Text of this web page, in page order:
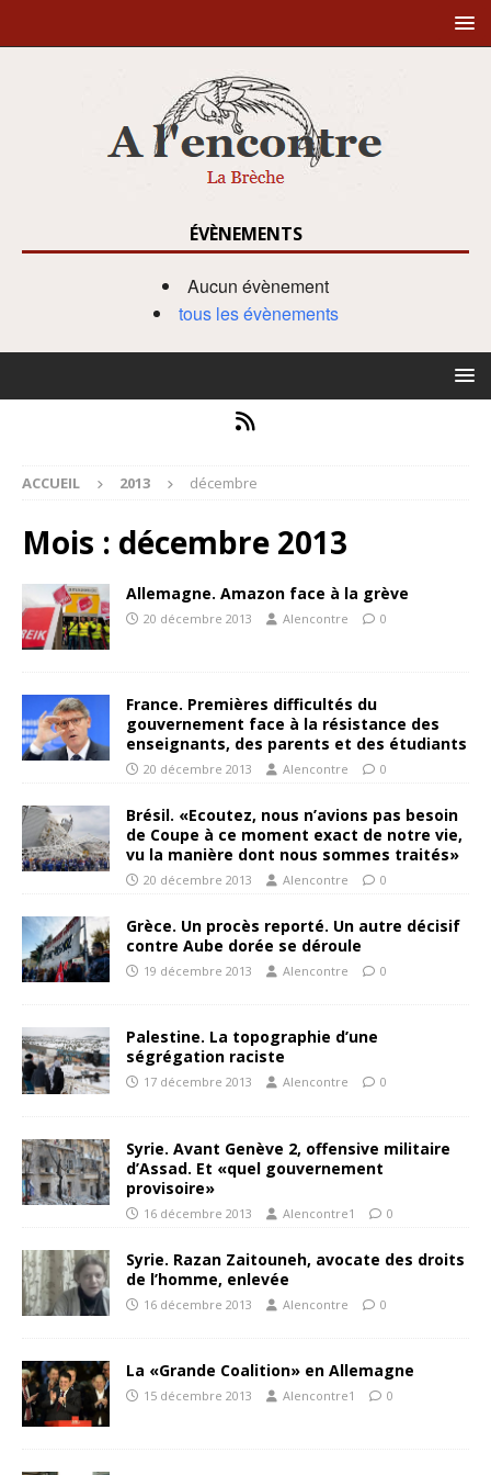
ÉVÈNEMENTS
Aucun évènement
tous les évènements
ACCUEIL 2013 décembre
Mois : décembre 2013
Allemagne. Amazon face à la grève
20 décembre 2013 Alencontre 0
France. Premières difficultés du
gouvernement face à la résistance des
enseignants, des parents et des étudiants
20 décembre 2013 Alencontre 0
Brésil. «Ecoutez, nous n’avions pas besoin
de Coupe à ce moment exact de notre vie,
vu la manière dont nous sommes traités»
20 décembre 2013 Alencontre 0
Grèce. Un procès reporté. Un autre décisif
contre Aube dorée se déroule
19 décembre 2013 Alencontre 0
Palestine. La topographie d’une
ségrégation raciste
17 décembre 2013 Alencontre 0
Syrie. Avant Genève 2, offensive militaire
d’Assad. Et «quel gouvernement
provisoire»
16 décembre 2013 Alencontre1 0
Syrie. Razan Zaitouneh, avocate des droits
de l’homme, enlevée
16 décembre 2013 Alencontre 0
La «Grande Coalition» en Allemagne
15 décembre 2013 Alencontre1 0